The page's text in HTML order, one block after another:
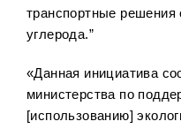
транспортные
углерода.”
«Данная инициатива
министерства по
[использованию]